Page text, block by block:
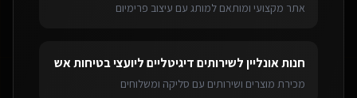
אתר מקצועי ומותאם למותג עם עיצוב פרימיום
חנות אונלייןלשירותים דיגיטליים ליועצי בטיחות אש
מכירת מוצרים ושירותים עם סליקה ומשלוחים